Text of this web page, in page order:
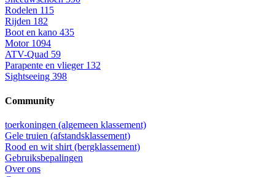
Rodelen 115
Rijden 182
Boot en kano 435
Motor 1094
ATV-Quad 59
Parapente en vlieger 132
Sightseeing 398
Community
toerkoningen (algemeen klassement)
Gele truien (afstandsklassement)
Rood en wit shirt (bergklassement)
Gebruiksbepalingen
Over ons